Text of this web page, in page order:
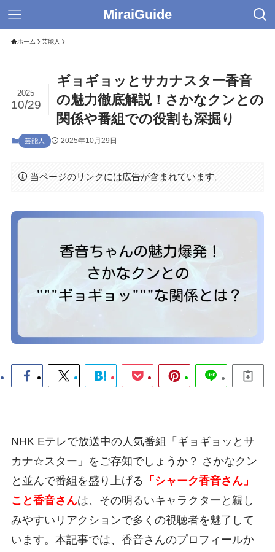
MiraiGuide
ホーム 芸能人
ギョギョッとサカナスター香音
の魅力徹底解説！さかなクンとの
関係や番組での役割も深掘り
2025
10/29
芸能人 2025年10月29日
当ページのリンクには広告が含まれています。
NHK Eテレで放送中の人気番組「ギョギョッとサ
カナ☆スター」をご存知でしょうか？ さかなクン
と並んで番組を盛り上げる 「シャーク香音さん」
こと香音さんは、その明るいキャラクターと親し
みやすいリアクションで多くの視聴者を魅了して
います。本記事では、香音さんのプロフィールか